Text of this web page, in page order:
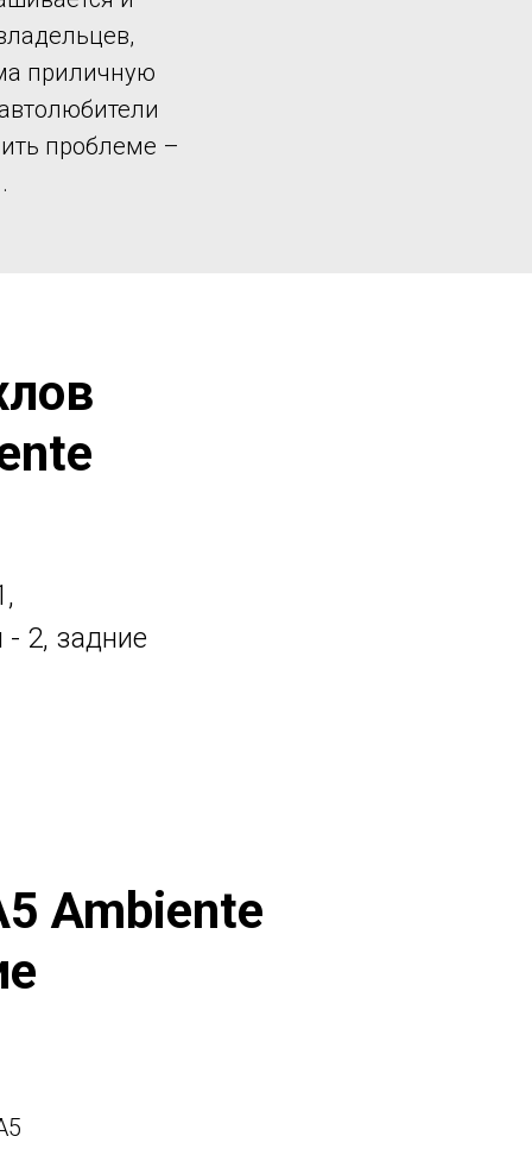
приличную
проблеме –
2, задние
Ambiente